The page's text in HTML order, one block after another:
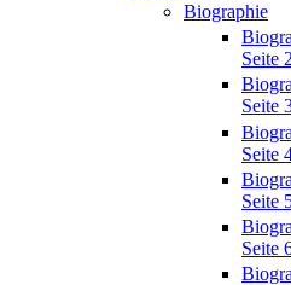
Biographie
Seite 2
Seite
Seite
Seite
Seite